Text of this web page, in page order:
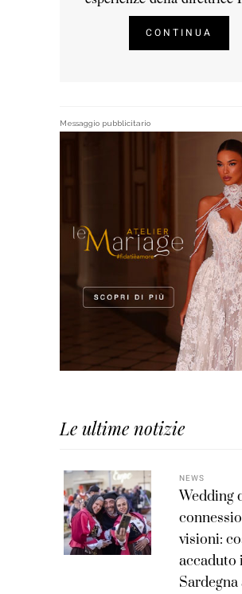
CONTINUA
Messaggio pubblicitario
Le ultime notizie
NEWS
Wedding
visioni:
accaduto
Sardegna